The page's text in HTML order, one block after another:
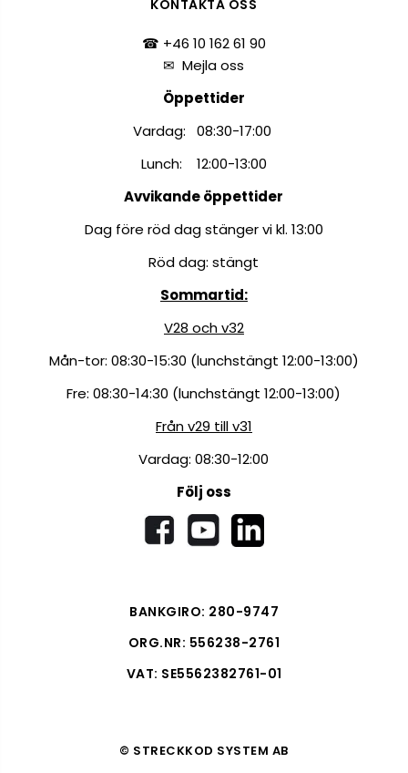
KONTAKTA OSS
☎ +46 10 162 61 90
✉Mejla oss
Öppettider
Vardag: 08:30-17:00
Lunch: 12:00-13:00
Avvikande öppettider
Dag före röd dag stänger vi kl. 13:00
Röd dag: stängt
Sommartid:
V28 och v32
Mån-tor: 08:30-15:30 (lunchstängt 12:00-13:00)
Fre: 08:30-14:30 (lunchstängt 12:00-13:00)
Från v29 till v31
Vardag: 08:30-12:00
Följ oss
BANKGIRO: 280-9747
ORG.NR: 556238-2761
VAT: SE5562382761-01
© STRECKKOD SYSTEM AB